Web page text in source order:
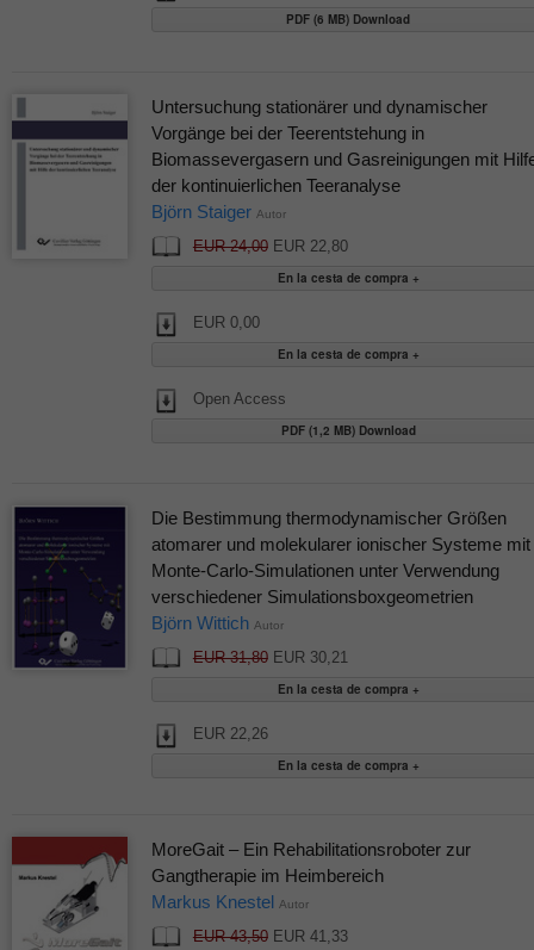
PDF (6 MB) Download
Untersuchung stationärer und dynamischer
Vorgänge bei der Teerentstehung in
Biomassevergasern und Gasreinigungen mit
der kontinuierlichen Teeranalyse
Björn Staiger Autor
EUR 24,00EUR 22,80
EUR 0,00
Open Access
PDF (1,2 MB) Download
Die Bestimmung thermodynamischer Größen
atomarer und molekularer ionischer Systeme mit
Monte-Carlo-Simulationen unter Verwendung
verschiedener Simulationsboxgeometrien
Björn Wittich Autor
EUR 31,80EUR 30,21
EUR 22,26
MoreGait – Ein Rehabilitationsroboter zur
Gangtherapie im Heimbereich
Markus Knestel Autor
EUR 43,50EUR 41,33